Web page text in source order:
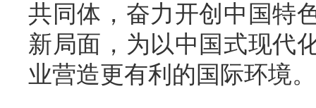
共同体，奋力开创中国特
新局面，为以中国式现代
业营造更有利的国际环境。